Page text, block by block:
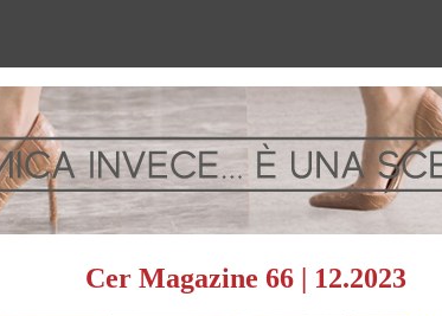
Cer Magazine 66 | 12.2023